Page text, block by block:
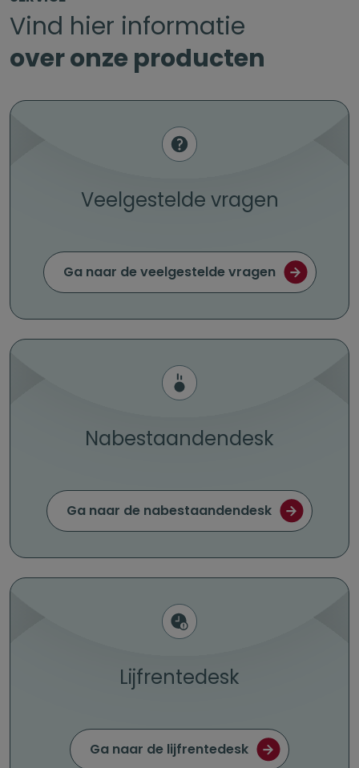
Vind hier informatie
over onze producten
Veelgestelde vragen
Ga naar de veelgestelde vragen
Nabestaandendesk
Ga naar de nabestaandendesk
Lijfrentedesk
Ga naar de lijfrentedesk